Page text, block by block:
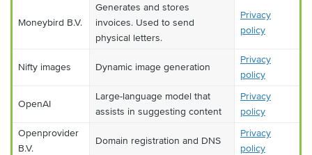
Moneybird B.V.
Generates and stores
invoices. Used to send
physical letters.
Privacy
policy
Nifty images Dynamic image generation
Privacy
policy
OpenAI
Large-language model that
assists in suggesting content
Privacy
policy
Openprovider
B.V.
Domain registration and DNS
Privacy
policy